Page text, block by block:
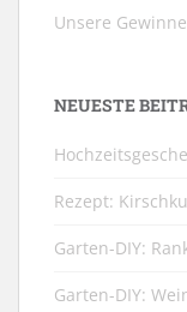
Unsere
NEUESTE
Rezept:
Garten-DIY:
Garten-DIY: